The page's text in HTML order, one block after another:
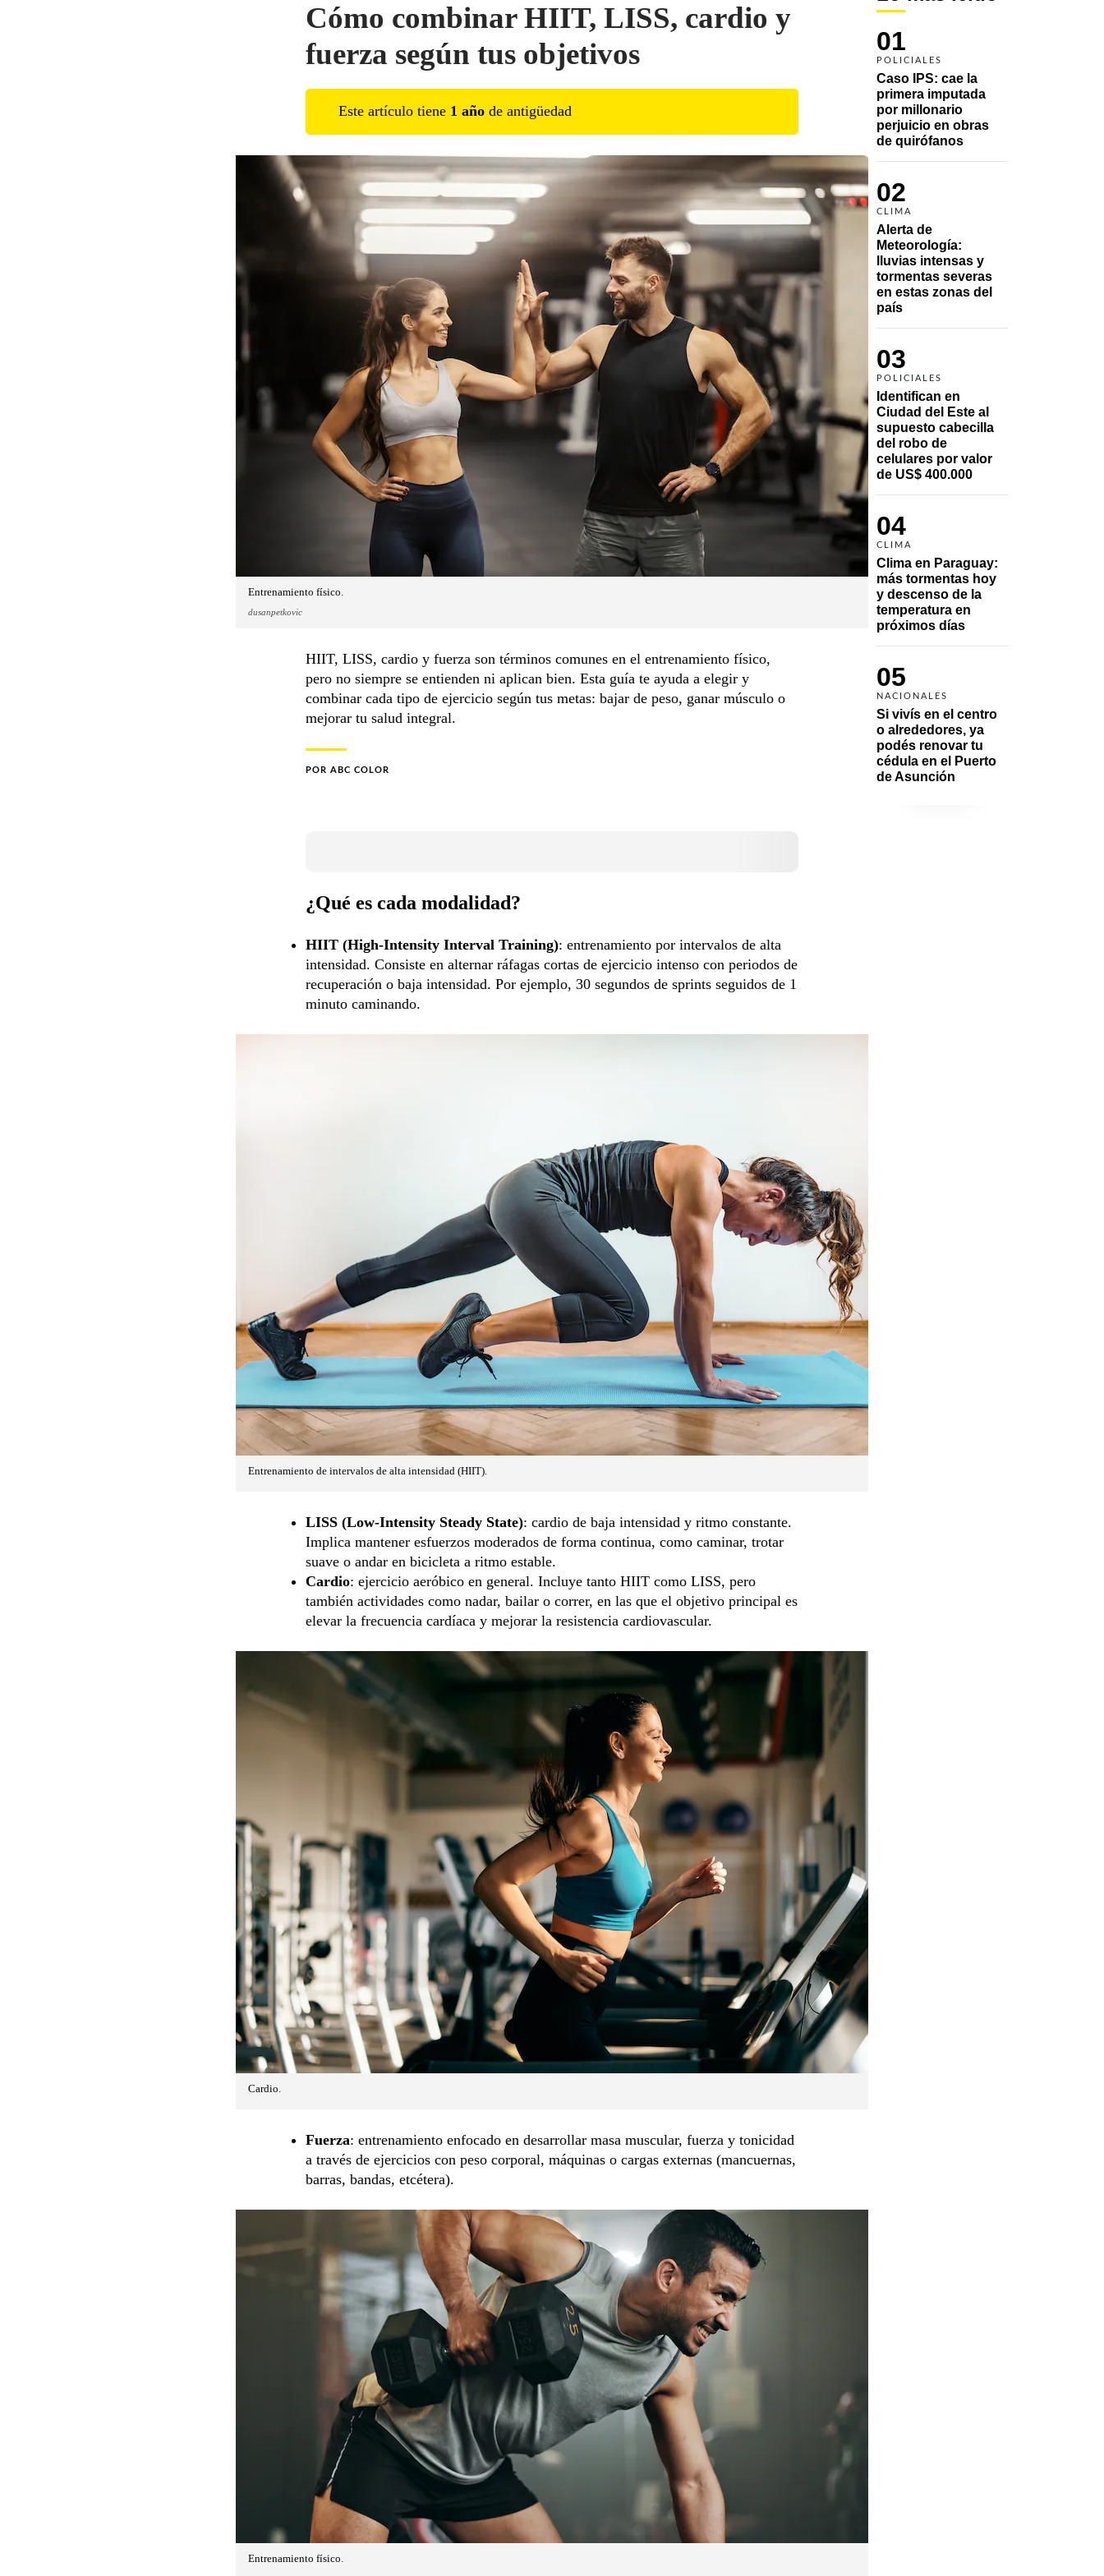
01
POLICIALES
Caso IPS: cae la
primera imputada
por millonario
perjuicio en obras
de quirófanos
02
CLIMA
Alerta de
Meteorología:
lluvias intensas y
tormentas severas
en estas zonas del
país
03
POLICIALES
Identifican en
Ciudad del Este al
supuesto cabecilla
del robo de
celulares por valor
de US$ 400.000
04
CLIMA
Clima en Paraguay:
más tormentas hoy
y descenso de la
temperatura en
próximos días
05
NACIONALES
Si vivís en el centro
o alrededores, ya
podés renovar tu
cédula en el Puerto
de Asunción
Cómo combinar HIIT, LISS, cardio y
fuerza según tus objetivos
Este artículo tiene 1 año de antigüedad
Entrenamiento físico.
dusanpetkovic
HIIT, LISS, cardio y fuerza son términos comunes en el entrenamiento físico,
pero no siempre se entienden ni aplican bien. Esta guía te ayuda a elegir y
combinar cada tipo de ejercicio según tus metas: bajar de peso, ganar músculo o
mejorar tu salud integral.
POR ABC COLOR
¿Qué es cada modalidad?
HIIT (High-Intensity Interval Training): entrenamiento por intervalos de alta
intensidad. Consiste en alternar ráfagas cortas de ejercicio intenso con periodos de
recuperación o baja intensidad. Por ejemplo, 30 segundos de sprints seguidos de 1
minuto caminando.
Entrenamiento de intervalos de alta intensidad (HIIT).
LISS (Low-Intensity Steady State): cardio de baja intensidad y ritmo constante.
Implica mantener esfuerzos moderados de forma continua, como caminar, trotar
suave o andar en bicicleta a ritmo estable.
Cardio: ejercicio aeróbico en general. Incluye tanto HIIT como LISS, pero
también actividades como nadar, bailar o correr, en las que el objetivo principal es
elevar la frecuencia cardíaca y mejorar la resistencia cardiovascular.
Cardio.
Fuerza: entrenamiento enfocado en desarrollar masa muscular, fuerza y tonicidad
a través de ejercicios con peso corporal, máquinas o cargas externas (mancuernas,
barras, bandas, etcétera).
Entrenamiento físico.